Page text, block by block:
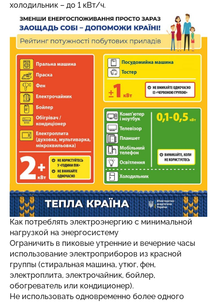
холодильник – до 1 кВт/ч.
Как потреблять электроэнергию с минимальной
нагрузкой на энергосистему
Ограничить в пиковые утренние и вечерние часы
использование электроприборов из красной
группы (стиральная машина, утюг, фен,
электроплита, электрочайник, бойлер,
обогреватель или кондиционер).
Не использовать одновременно более одного